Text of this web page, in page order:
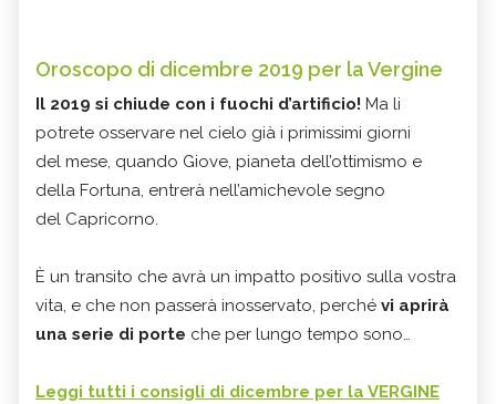
Oroscopo di dicembre 2019 per la Vergine
Il 2019 si chiude con i fuochi d’artificio! Ma li
potrete osservare nel cielo già i primissimi giorni
del mese, quando Giove, pianeta dell’ottimismo e
della Fortuna, entrerà nell’amichevole segno
del Capricorno.
È un transito che avrà un impatto positivo sulla vostra
vita, e che non passerà inosservato, perché vi aprirà
una serie di porte che per lungo tempo sono…
Leggi tutti i consigli di dicembre per la VERGINE